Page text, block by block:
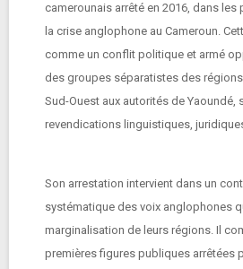
camerounais arrêté en 2016, dans les
la crise anglophone au Cameroun.
comme un conflit politique et armé
des groupes séparatistes des
Sud-Ouest aux autorités de Yaoundé,
revendications linguistiques,
Son arrestation intervient dans un
systématique des voix anglophones
marginalisation de leurs régions. Il
premières figures publiques arrêtées